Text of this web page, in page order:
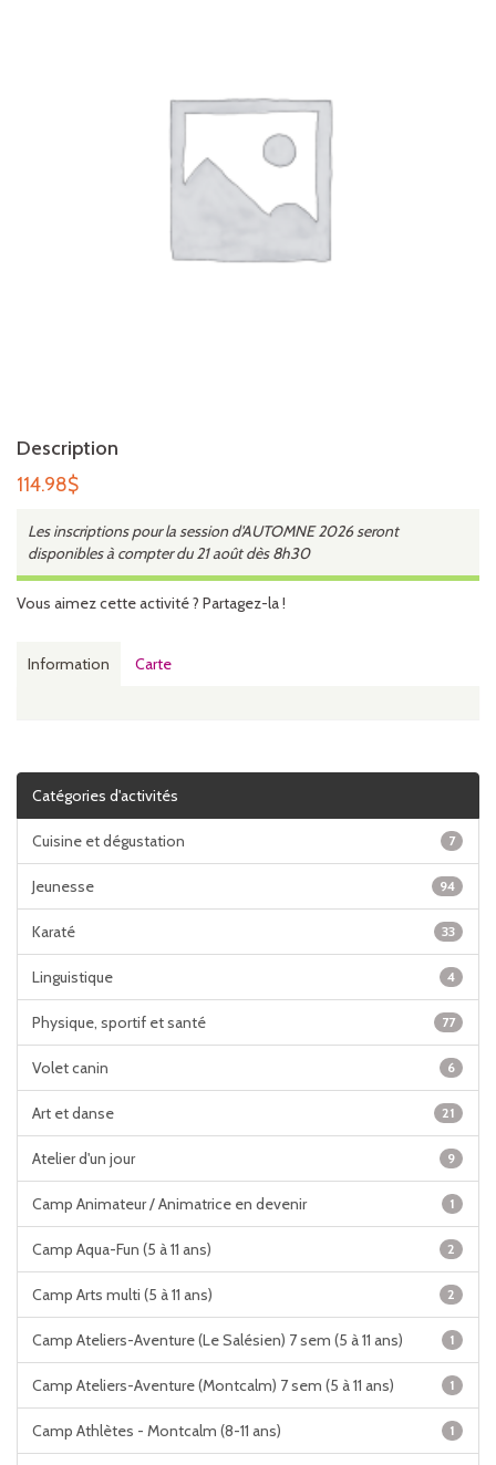
Description
114.98$
Les inscriptions pour la session d'AUTOMNE 2026 seront
disponibles à compter du 21 août dès 8h30
Vous aimez cette activité ? Partagez-la !
Information Carte
Catégories d'activités
Cuisine et dégustation 7
Jeunesse 94
Karaté 33
Linguistique 4
Physique, sportif et santé 77
Volet canin 6
Art et danse 21
Atelier d'un jour 9
Camp Animateur / Animatrice en devenir 1
Camp Aqua-Fun (5 à 11 ans) 2
Camp Arts multi (5 à 11 ans) 2
Camp Ateliers-Aventure (Le Salésien) 7 sem (5 à 11 ans) 1
Camp Ateliers-Aventure (Montcalm) 7 sem (5 à 11 ans) 1
Camp Athlètes - Montcalm (8-11 ans) 1